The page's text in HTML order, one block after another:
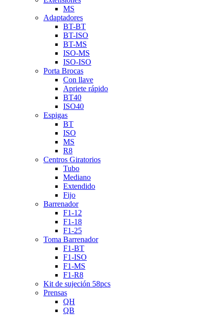
MS
Adaptadores
BT-BT
BT-ISO
BT-MS
ISO-MS
ISO-ISO
Porta Brocas
Con llave
Apriete rápido
BT40
ISO40
Espigas
BT
ISO
MS
R8
Centros Giratorios
Tubo
Mediano
Extendido
Fijo
Barrenador
F1-12
F1-18
F1-25
Toma Barrenador
F1-BT
F1-ISO
F1-MS
F1-R8
Kit de sujeción 58pcs
Prensas
QH
QB